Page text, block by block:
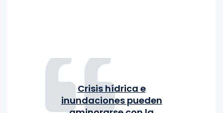
Crisis hídrica e
inundaciones pueden